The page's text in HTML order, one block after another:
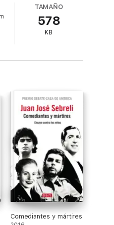
TAMAÑO
578
KB
Comediantes y mártires